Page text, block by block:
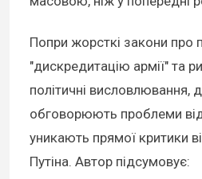
Попри жорсткі закони про
"дискредитацію армії" та
політичні висловлювання,
обговорюють проблеми
уникають прямої критики
Путіна. Автор підсумовує: